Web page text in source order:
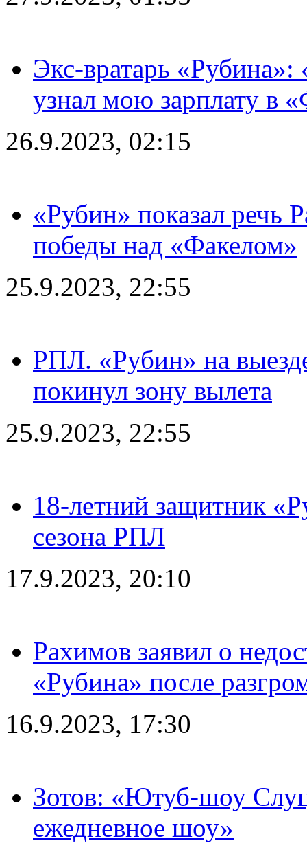
Экс-вратарь «Рубина»:
узнал мою зарплату в
26.9.2023, 02:15
«Рубин» показал речь
победы над «Факелом»
25.9.2023, 22:55
РПЛ. «Рубин» на
покинул зону вылета
25.9.2023, 22:55
18-летний защитник
сезона РПЛ
17.9.2023, 20:10
Рахимов заявил о
«Рубина» после
16.9.2023, 17:30
Зотов: «Ютуб-шоу
ежедневное шоу»